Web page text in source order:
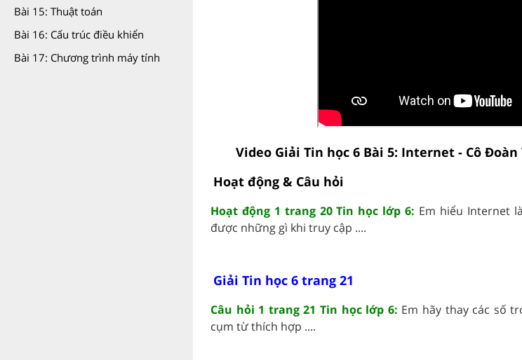
Bài 15: Thuật toán
Bài 16: Cấu trúc điều khiển
Bài 17: Chương trình máy tính
Video Giải Tin học 6 Bài 5: Internet - Cô
Hoạt động & Câu hỏi
Hoạt động 1 trang 20 Tin học lớp 6: Em hiểu Internet
được những gì khi truy cập ....
Giải Tin học 6 trang 21
Câu hỏi 1 trang 21 Tin học lớp 6: Em hãy thay các số
cụm từ thích hợp ....